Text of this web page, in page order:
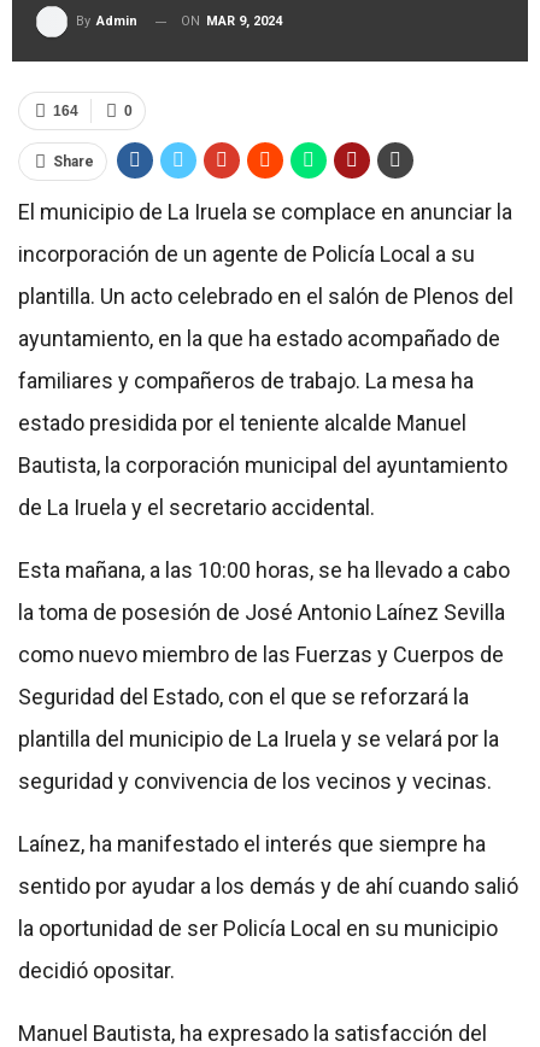
By Admin ON MAR 9, 2024
0
164
Share
El municipio de La Iruela se complace en anunciar la
incorporación de un agente de Policía Local a su
plantilla. Un acto celebrado en el salón de Plenos del
ayuntamiento, en la que ha estado acompañado de
familiares y compañeros de trabajo. La mesa ha
estado presidida por el teniente alcalde Manuel
Bautista, la corporación municipal del ayuntamiento
de La Iruela y el secretario accidental.
Esta mañana, a las 10:00 horas, se ha llevado a cabo
la toma de posesión de José Antonio Laínez Sevilla
como nuevo miembro de las Fuerzas y Cuerpos de
Seguridad del Estado, con el que se reforzará la
plantilla del municipio de La Iruela y se velará por la
seguridad y convivencia de los vecinos y vecinas.
Laínez, ha manifestado el interés que siempre ha
sentido por ayudar a los demás y de ahí cuando salió
la oportunidad de ser Policía Local en su municipio
decidió opositar.
Manuel Bautista, ha expresado la satisfacción del